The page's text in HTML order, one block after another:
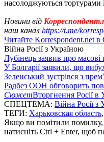
насолоджуються тортурами
Новини від
наш канал https://t.me/
Читайте Korrespondent.net в
Війна Росії з Україною
Лубінець заявив про
У Болгарії заявили, що
Зеленський зустрівся з
Радбез ООН обговорить
СюжетВторгнення Росії в
СПЕЦТЕМА: Війна Росії з
ТЕГИ: Харьковская область,
Якщо ви помітили помилку,
натисніть Ctrl + Enter, щоб